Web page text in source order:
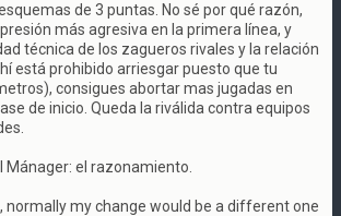
de 3 puntas. No sé por qué razón,
más agresiva en la primera línea, y
técnica de los zagueros rivales y la relación
está prohibido arriesgar puesto que tu
consigues abortar mas jugadas en
de inicio. Queda la riválida contra equipos
Mánager: el razonamiento.
normally my change would be a different one